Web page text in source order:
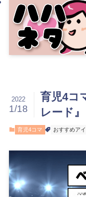
育児4コ
レード』
2022
1/18
育児4コマ おすすめア